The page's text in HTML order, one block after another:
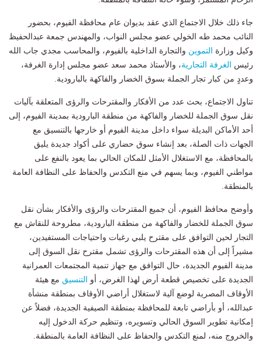
جاء ذلك خلال الاجتماع الذي عقد بديوان عام محافظة الفيوم، بحضور
النائب محمد طه الخولي عضو مجلس النواب، والمهندس جمعة عبدالحفيظ
وكيل وزارة
التموين والتجارة الداخلية بالفيوم، والمحاسب مجدي جاب الله
رئيس
الغرفة التجارية، والأستاذ محمد سعد عضو مجلس إدارة الغرفة،
وعددٍ من كبار تجار الجملة بسوق الخضار والفاكهة بالبارودية.
تناول الاجتماع، بحث عدد من الأفكار والمقترحات والرؤى المتعلقة بآليات
نقل سوق الجملة للخضار والفاكهة من منطقة البارودية بمدينة الفيوم، إلى
أحد الأماكن البديلة سواء داخل مدينة الفيوم أو خارجها بالتنسيق مع
الجهات ذات الصلة، بعد إنشاء سوق حضاري على أكواد جديدة يليق
بالمحافظة، مع الاستغلال الأمثل للمكان الحالي بما يعود بالنفع على
مواطني الفيوم، وبما يسهم في منع التكدس والحفاظ على النظافة العامة
بالمنطقة.
وأوضح محافظ الفيوم، أن جميع المقترحات والرؤى والأفكار بشأن نقل
سوق الجملة للخضار والفاكهة من منطقة البارودية، مطروحة للنقاش مع
التجار لحين التوافق على مقترح يلبي رغبات واحتياجات المستفيدين،
مشيراً إلى أن هذه المقترحات والرؤى تشمل مقترح نقل السوق إلى
مدينة الفيوم الجديدة، حال التوافق مع جهاز تنمية المجتمعات العمرانية
الجديدة على تخصيص قطعة أرض لهذا الغرض، أو
التنسيق مع هيئة
الأوقاف المصرية لوضع آلية لاستغلال أراضي الأوقاف بمنطقة منشأة
عبدالله، أو بأراضي تابعة للمحافظة بمنطقة الصيفية الجديدة، فضلاً عن
إمكانية تطوير السوق الحالي وتسويره، وتنظيم حركة الدخول إليه
والخروج منه، لمنع التكدس والحفاظ على النظافة العامة بالمنطقة.